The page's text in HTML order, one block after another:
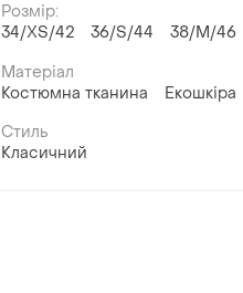
Розмір:
34/XS/42
36/S/44
38/M/46
Матеріал
Костюмна тканина
Екошкіра
Стиль
Класичний